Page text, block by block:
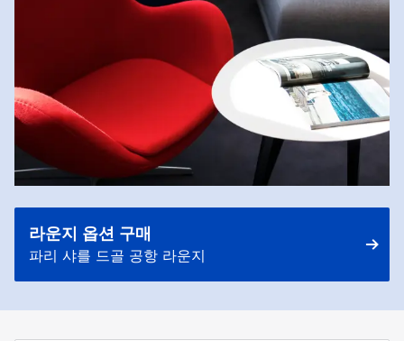
라운지 옵션 구매
파리 샤를 드골 공항 라운지